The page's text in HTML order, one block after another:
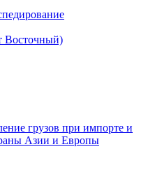
Восточный)
грузов при импорте и
Азии и Европы